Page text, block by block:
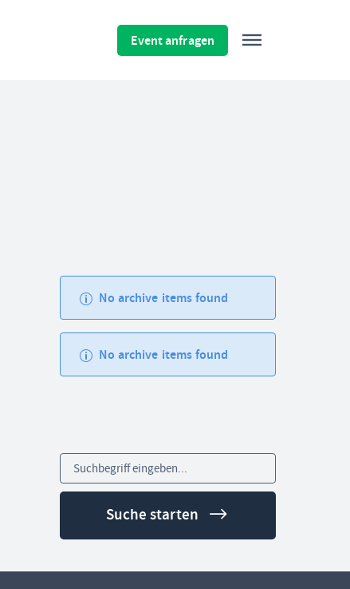
Event anfragen
No archive items found
No archive items found
Suche starten